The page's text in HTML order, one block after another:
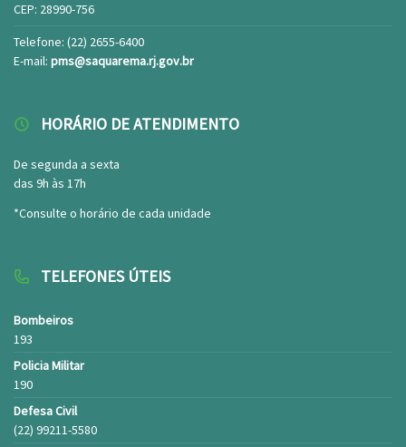
CEP: 28990-756
Telefone: (22) 2655-6400
E-mail: pms@saquarema.rj.gov.br
HORÁRIO DE ATENDIMENTO
De segunda a sexta
das 9h às 17h
*Consulte o horário de cada unidade
TELEFONES ÚTEIS
Bombeiros
193
Policia Militar
190
Defesa Civil
(22) 99211-5580